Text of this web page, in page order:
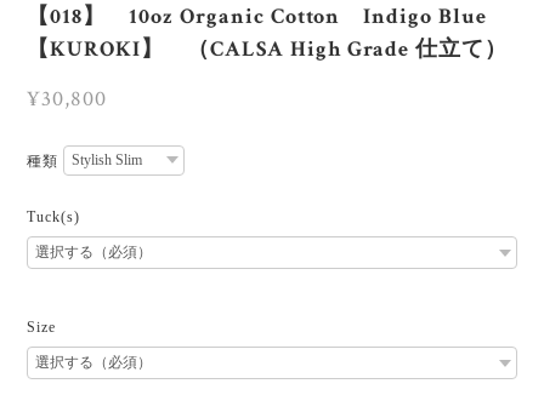
【018】 10oz Organic Cotton Indigo Blue
【KUROKI】 （CALSA High Grade 仕立て）
¥30,800
種類
Tuck(s)
Size